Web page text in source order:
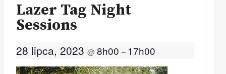
Lazer Tag Night
Sessions
28 lipca, 2023 @8h00 – 17h00